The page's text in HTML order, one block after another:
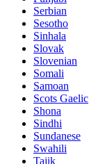
Serbian
Sesotho
Sinhala
Slovak
Slovenian
Somali
Samoan
Scots Gaelic
Shona
Sindhi
Sundanese
Swahili
Tajik